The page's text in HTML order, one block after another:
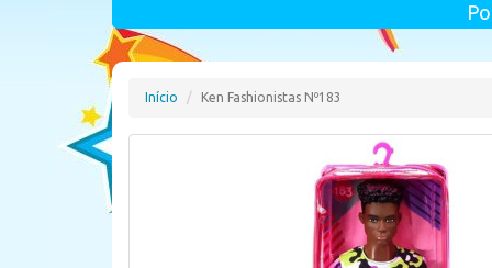
Início Ken Fashionistas Nº183